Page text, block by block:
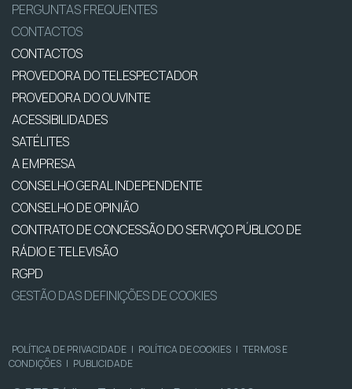
PERGUNTAS FREQUENTES
CONTACTOS
CONTACTOS
PROVEDORA DO TELESPECTADOR
PROVEDORA DO OUVINTE
ACESSIBILIDADES
SATÉLITES
A EMPRESA
CONSELHO GERAL INDEPENDENTE
CONSELHO DE OPINIÃO
CONTRATO DE CONCESSÃO DO SERVIÇO PÚBLICO DE
RÁDIO E TELEVISÃO
RGPD
GESTÃO DAS DEFINIÇÕES DE COOKIES
POLÍTICA DE PRIVACIDADE | POLÍTICA DE COOKIES | TERMOS E
CONDIÇÕES | PUBLICIDADE